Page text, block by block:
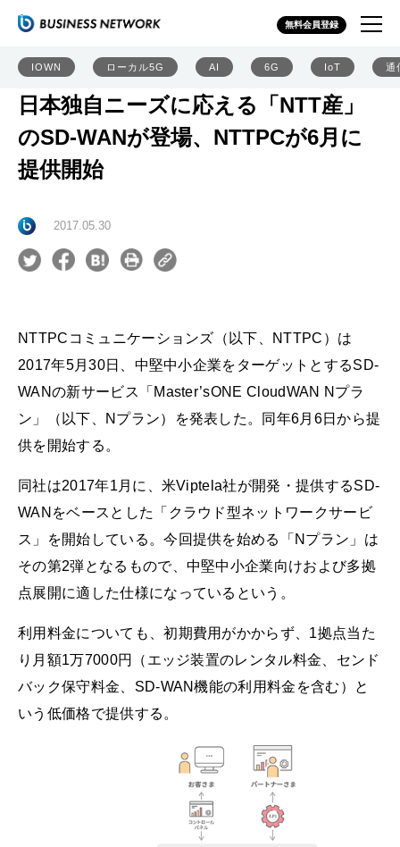
無料会員登録
IOWN ローカル5G AI 6G IoT 通
日本独自ニーズに応える「NTT産」
のSD-WANが登場、NTTPCが6月に
提供開始
2017.05.30
NTTPCコミュニケーションズ（以下、NTTPC）は
2017年5月30日、中堅中小企業をターゲットとするSD-
WANの新サービス「Master’sONE CloudWAN Nプラ
ン」（以下、Nプラン）を発表した。同年6月6日から提
供を開始する。
同社は2017年1月に、米Viptela社が開発・提供するSD-
WANをベースとした「クラウド型ネットワークサービ
ス」を開始している。今回提供を始める「Nプラン」は
その第2弾となるもので、中堅中小企業向けおよび多拠
点展開に適した仕様になっているという。
利用料金についても、初期費用がかからず、1拠点当た
り月額1万7000円（エッジ装置のレンタル料金、センド
バック保守料金、SD-WAN機能の利用料金を含む）と
いう低価格で提供する。